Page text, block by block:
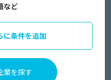
など
に条件を追加